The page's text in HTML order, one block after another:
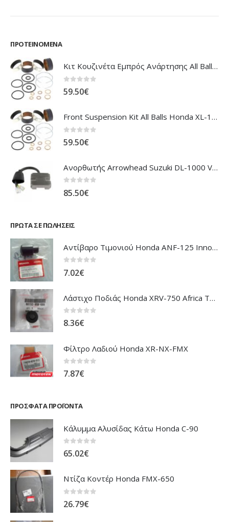
0out of 5
59.50 €
0 out of 5
59.50 €
0out of 5
85.50 €
0out of 5
7.02€
0out of 5
8.36€
0out of 5
7.87€
Κάλυμμα Αλυσίδας Κάτω Honda C-90
0out of 5
65.02 €
0out of 5
26.79 €